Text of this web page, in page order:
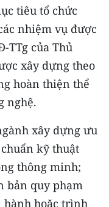
tiêu tổ chức
nhiệm vụ được
TTg của Thủ
xây dựng theo
hoàn thiện thể
nghệ.
xây dựng ưu
kỹ thuật
thông minh;
bản quy phạm
hành hoặc trình